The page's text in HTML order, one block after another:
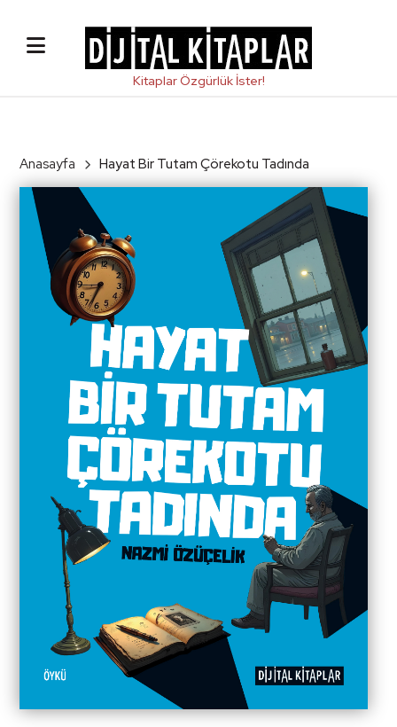
Anasayfa Hayat Bir Tutam Çörekotu Tadında